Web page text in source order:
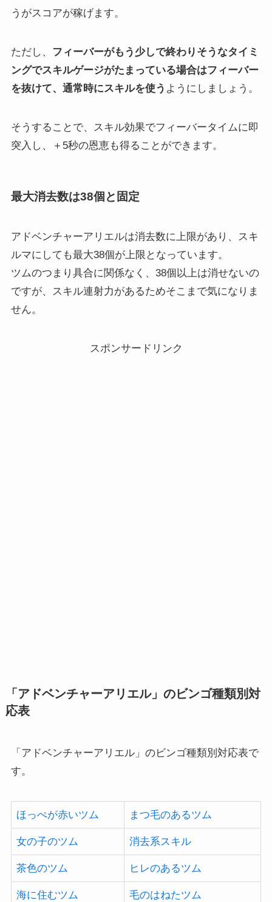
うがスコアが稼げます。
ただし、 フィーバーがもう少しで終わりそうなタイミ
ングでスキルゲージがたまっている場合はフィーバー
を抜けて、通常時にスキルを使う ようにしましょう。
そうすることで、スキル効果でフィーバータイムに即
突入し、＋5秒の恩恵も得ることができます。
最大消去数は38個と固定
アドベンチャーアリエルは消去数に上限があり、スキ
ルマにしても最大38個が上限となっています。
ツムのつまり具合に関係なく、38個以上は消せないの
ですが、スキル連射力があるためそこまで気になりま
せん。
スポンサードリンク
「アドベンチャーアリエル」のビンゴ種類別対
応表
「アドベンチャーアリエル」のビンゴ種類別対応表で
す。
ほっぺが赤いツム まつ毛のあるツム
女の子のツム 消去系スキル
茶色のツム ヒレのあるツム
海に住むツム 毛のはねたツム